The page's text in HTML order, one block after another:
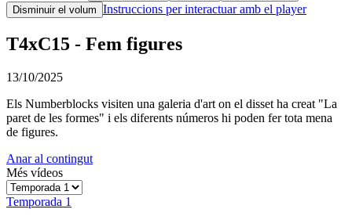
Disminuir el volum Instruccions per interactuar amb el player
T4xC15 - Fem figures
13/10/2025
Els Numberblocks visiten una galeria d'art on el disset ha creat "La
paret de les formes" i els diferents números hi poden fer tota mena
de figures.
Anar al contingut
Més vídeos
Temporada 1